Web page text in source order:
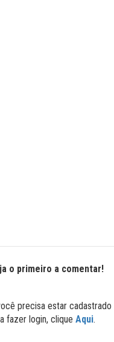
o primeiro a comentar!
precisa estar
fazer login, clique Aqui.